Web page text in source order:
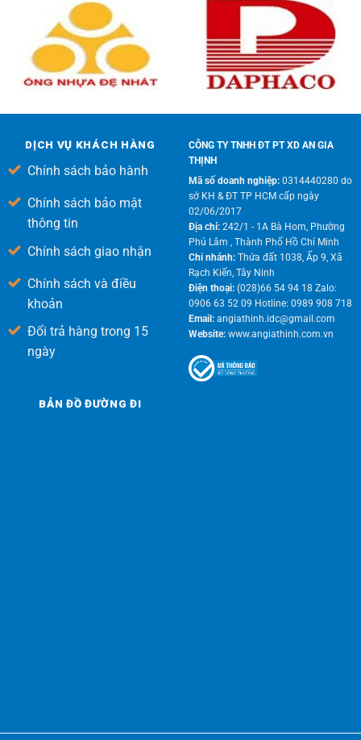
DỊCH VỤ KHÁCH HÀNG
Chính sách bảo hành
Chính sách bảo mật
thông tin
Chính sách giao nhận
Chính sách và điều
khoản
Đổi trả hàng trong 15
ngày
CÔNG TY TNHH ĐT PT XD AN GIA
THỊNH
Mã số doanh nghiệp:0314440280 do
sở KH & ĐT TP HCM cấp ngày
02/06/2017
Địa chỉ:242/1 - 1A Bà Hom, Phường
Phú Lâm , Thành Phố Hồ Chí Minh
Chi nhánh: Thửa đất 1038, Ấp 9, Xã
Rạch Kiến, Tây Ninh
Điện thoại:(028)66 54 94 18 Zalo:
0906 63 52 09 Hotline: 0989 908 718
Email:angiathinh.idc@gmail.com
Website:www.angiathinh.com.vn
BẢN ĐỒ ĐƯỜNG ĐI